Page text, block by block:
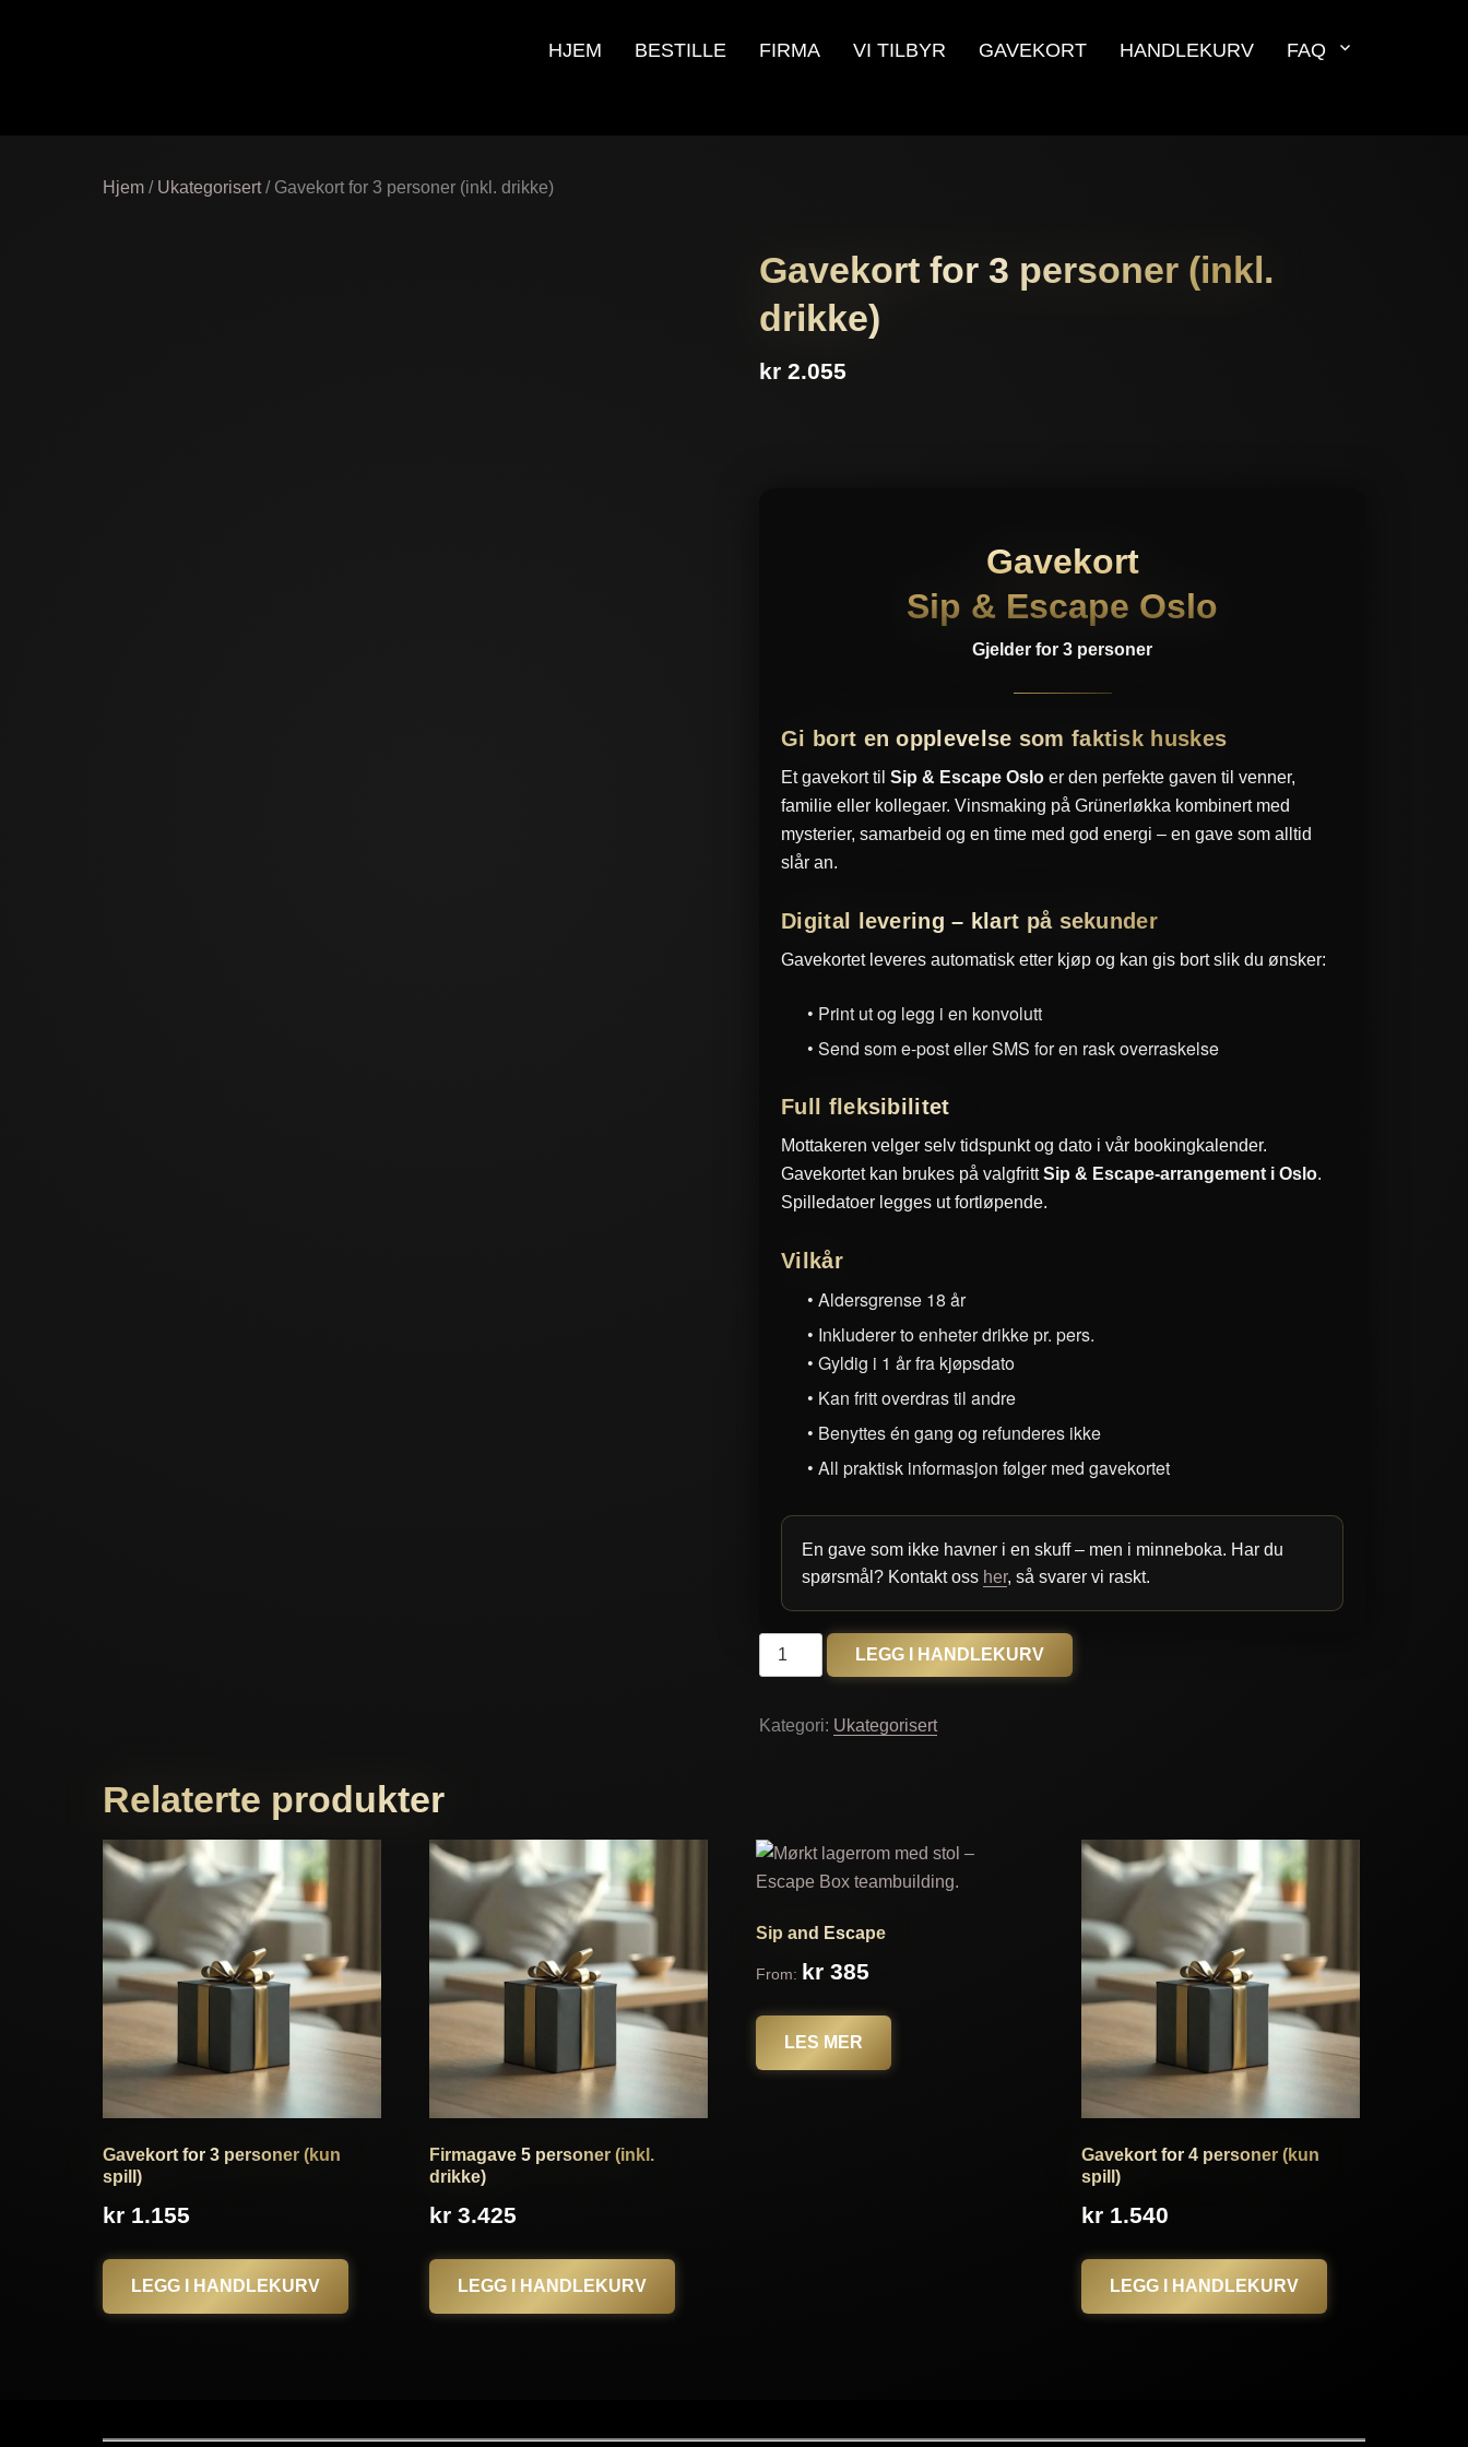
HJEM BESTILLE FIRMA VI TILBYR GAVEKORT HANDLEKURV FAQ
Hjem / Ukategorisert/ Gavekort for 3 personer (inkl. drikke)
Gavekort for 3 personer (inkl.
drikke)
kr 2.055
Gavekort
Sip & Escape Oslo
Gjelder for 3 personer
Gi bort en opplevelse som faktisk huskes
Et gavekort tilSip & Escape Oslo er den perfekte gaven til venner,
familie eller kollegaer. Vinsmaking på Grünerløkka kombinert med
mysterier, samarbeid og en time med god energi – en gave som alltid
slår an.
Digital levering – klart på sekunder
Gavekortet leveres automatisk etter kjøp og kan gis bort slik du ønsker:
• Print ut og legg i en konvolutt
• Send som e-post eller SMS for en rask overraskelse
Full fleksibilitet
Mottakeren velger selv tidspunkt og dato i vår bookingkalender.
Gavekortet kan brukes på valgfrittSip & Escape-arrangement i Oslo.
Spilledatoer legges ut fortløpende.
Vilkår
• Aldersgrense 18 år
• Inkluderer to enheter drikke pr. pers.
• Gyldig i 1 år fra kjøpsdato
• Kan fritt overdras til andre
• Benyttes én gang og refunderes ikke
• All praktisk informasjon følger med gavekortet
En gave som ikke havner i en skuff – men i minneboka. Har du
spørsmål? Kontakt oss her, så svarer vi raskt.
Gavekort
for
personer
LEGG I HANDLEKURV
Kategori: Ukategorisert
Relaterte produkter
Gavekort for 3 personer (kun
spill)
kr 1.155
LEGG I HANDLEKURV
Firmagave 5 personer (inkl.
drikke)
kr3.425
LEGG I HANDLEKURV
Sip and Escape
From: kr385
LES MER
Gavekort for 4 personer (kun
spill)
kr 1.540
LEGG I HANDLEKURV